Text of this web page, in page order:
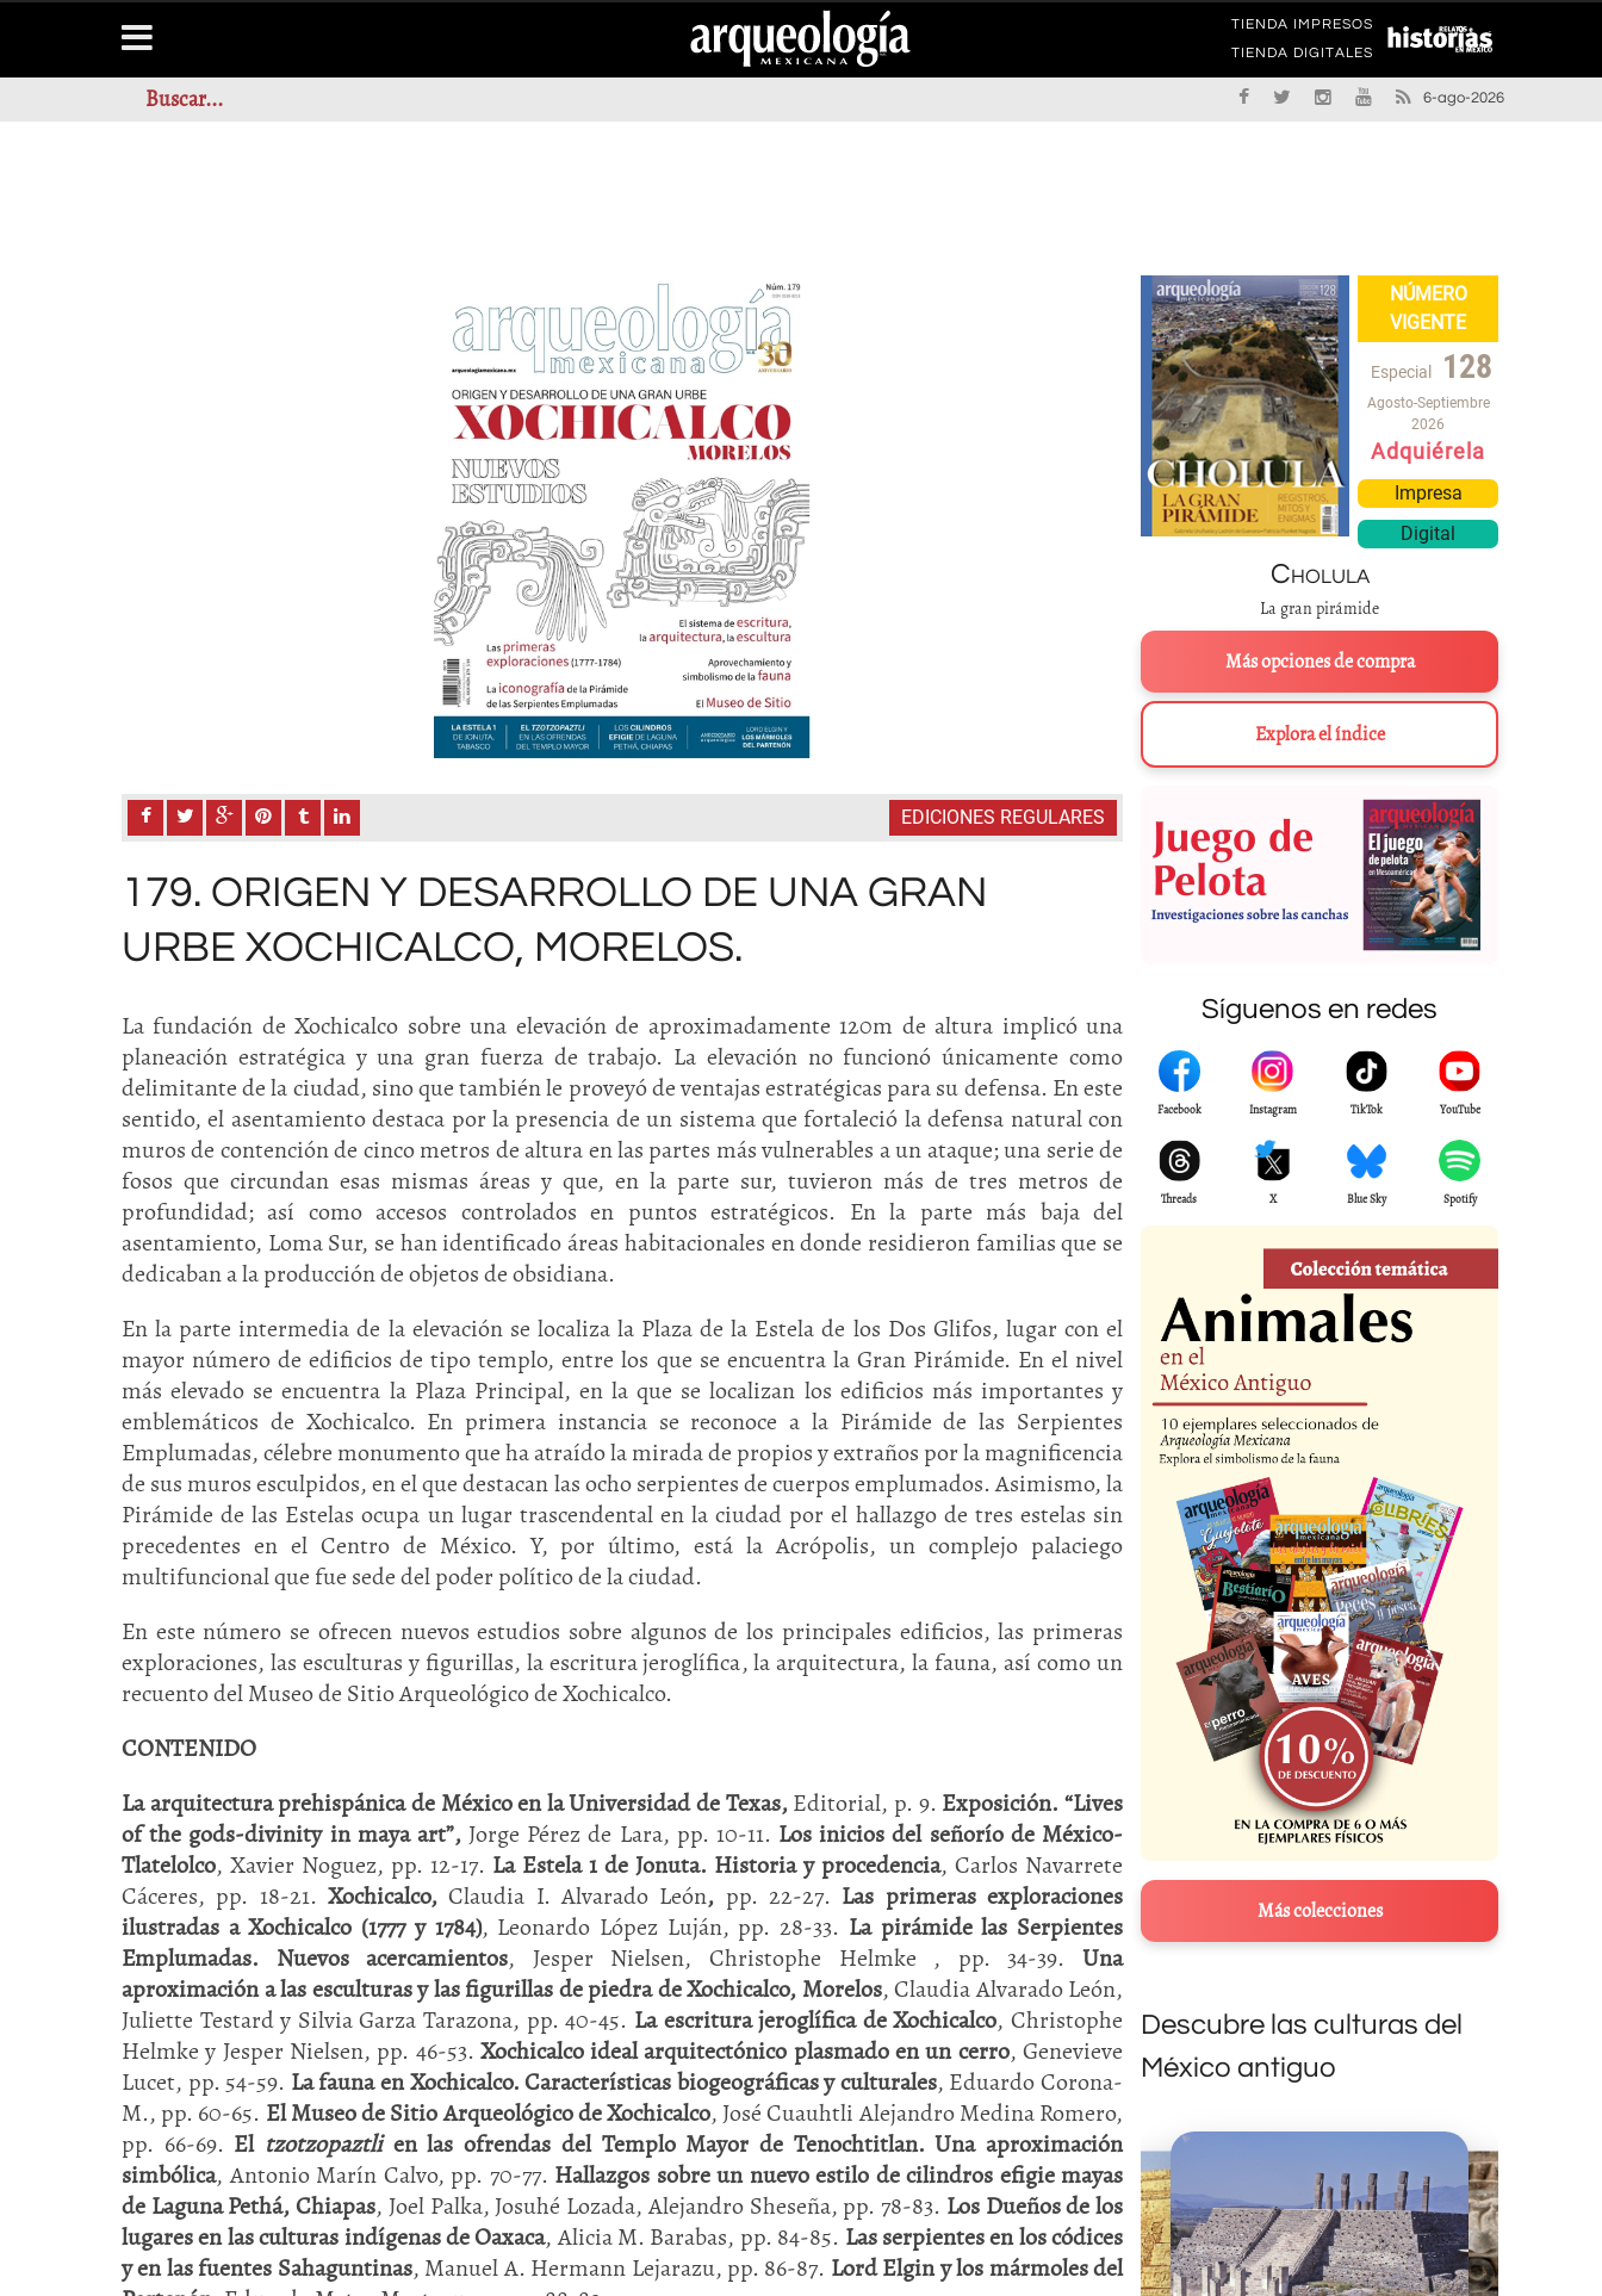
TIENDA IMPRESOS
TIENDA DIGITALES
6-ago-2026
EDICIONES REGULARES
179. ORIGEN Y DESARROLLO DE UNA GRAN
URBE XOCHICALCO, MORELOS.
La fundación de Xochicalco sobre una elevación de aproximadamente 120m de altura implicó una
planeación estratégica y una gran fuerza de trabajo. La elevación no funcionó únicamente como
delimitante de la ciudad, sino que también le proveyó de ventajas estratégicas para su defensa. En este
sentido, el asentamiento destaca por la presencia de un sistema que fortaleció la defensa natural con
muros de contención de cinco metros de altura en las partes más vulnerables a un ataque; una serie de
fosos que circundan esas mismas áreas y que, en la parte sur, tuvieron más de tres metros de
profundidad; así como accesos controlados en puntos estratégicos. En la parte más baja del
asentamiento, Loma Sur, se han identificado áreas habitacionales en donde residieron familias que se
dedicaban a la producción de objetos de obsidiana.
En la parte intermedia de la elevación se localiza la Plaza de la Estela de los Dos Glifos, lugar con el
mayor número de edificios de tipo templo, entre los que se encuentra la Gran Pirámide. En el nivel
más elevado se encuentra la Plaza Principal, en la que se localizan los edificios más importantes y
emblemáticos de Xochicalco. En primera instancia se reconoce a la Pirámide de las Serpientes
Emplumadas, célebre monumento que ha atraído la mirada de propios y extraños por la magnificencia
de sus muros esculpidos, en el que destacan las ocho serpientes de cuerpos emplumados. Asimismo, la
Pirámide de las Estelas ocupa un lugar trascendental en la ciudad por el hallazgo de tres estelas sin
precedentes en el Centro de México. Y, por último, está la Acrópolis, un complejo palaciego
multifuncional que fue sede del poder político de la ciudad.
En este número se ofrecen nuevos estudios sobre algunos de los principales edificios, las primeras
exploraciones, las esculturas y figurillas, la escritura jeroglífica, la arquitectura, la fauna, así como un
recuento del Museo de Sitio Arqueológico de Xochicalco.
CONTENIDO
La arquitectura prehispánica de México en la Universidad de Texas,Editorial, p. 9. Exposición. “Lives
of the gods-divinity in maya art”, Jorge Pérez de Lara, pp. 10-11. Los inicios del señorío de México-
Tlatelolco, Xavier Noguez, pp. 12-17. La Estela 1 de Jonuta. Historia y procedencia, Carlos Navarrete
Cáceres, pp. 18-21. Xochicalco,Claudia I. Alvarado León, pp. 22-27. Las primeras exploraciones
ilustradas a Xochicalco (1777 y 1784), Leonardo López Luján, pp. 28-33. La pirámide las Serpientes
Emplumadas. Nuevos acercamientos, Jesper Nielsen, Christophe Helmke , pp. 34-39.Una
aproximación a las esculturas y las figurillas de piedra de Xochicalco, Morelos, Claudia Alvarado León,
Juliette Testard y Silvia Garza Tarazona, pp. 40-45. La escritura jeroglífica de Xochicalco, Christophe
Helmke y Jesper Nielsen, pp. 46-53. Xochicalco ideal arquitectónico plasmado en un cerro, Genevieve
Lucet, pp. 54-59. La fauna en Xochicalco. Características biogeográficas y culturales, Eduardo Corona-
M., pp. 60-65. El Museo de Sitio Arqueológico de Xochicalco, José Cuauhtli Alejandro Medina Romero,
pp. 66-69. El tzotzopaztlien las ofrendas del Templo Mayor de Tenochtitlan. Una aproximación
simbólica, Antonio Marín Calvo, pp. 70-77. Hallazgos sobre un nuevo estilo de cilindros efigie mayas
de Laguna Pethá, Chiapas, Joel Palka, Josuhé Lozada, Alejandro Sheseña, pp. 78-83. Los Dueños de los
lugares en las culturas indígenas de Oaxaca, Alicia M. Barabas, pp. 84-85. Las serpientes en los códices
y en las fuentes Sahaguntinas, Manuel A. Hermann Lejarazu, pp. 86-87. Lord Elgin y los mármoles del
NÚMERO
VIGENTE
Especial 128
Agosto-Septiembre
2026
Adquiérela
Impresa
Digital
Cholula
La gran pirámide
Más opciones de compra
Explora el índice
Síguenos en redes
Facebook Instagram TikTok YouTube
Threads X Blue Sky Spotify
Más colecciones
Descubre las culturas del
México antiguo